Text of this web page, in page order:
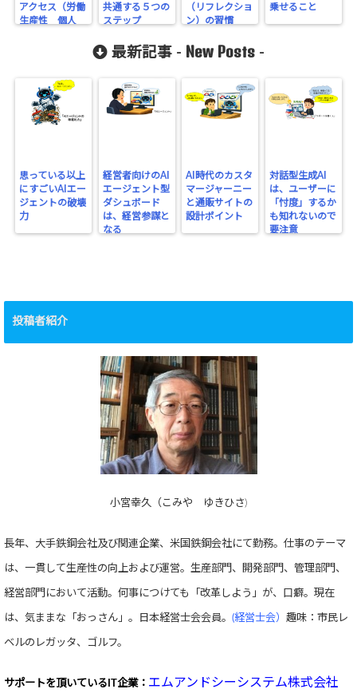
アクセス（労働
生産性 個人
共通する５つの
ステップ
（リフレクショ
ン）の習慣
乗せること
最新記事 - New Posts -
思っている以上
にすごいAIエー
ジェントの破壊
力
経営者向けのAI
エージェント型
ダシュボード
は、経営参謀と
なる
AI時代のカスタ
マージャーニー
と通販サイトの
設計ポイント
対話型生成AI
は、ユーザーに
「忖度」するか
も知れないので
要注意
投稿者紹介
小宮幸久（こみや ゆきひさ)
長年、大手鉄鋼会社及び関連企業、米国鉄鋼会社にて勤務。仕事のテーマ
は、一貫して生産性の向上および運営。生産部門、開発部門、管理部門、
経営部門において活動。何事につけても「改革しよう」が、口癖。現在
は、気ままな「おっさん」。日本経営士会会員。 (経営士会） 趣味：市民レ
ベルのレガッタ、ゴルフ。
サポートを頂いている IT企業： エムアンドシーシステム株式会社